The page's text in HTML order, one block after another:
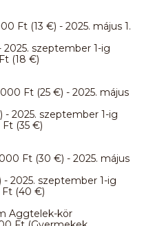
Ft (13 €) - 2025. május 1.
2025. szeptember 1-ig
(18 €)
Ft (25 €) - 2025. május
- 2025. szeptember 1-ig
(35 €)
Ft (30 €) - 2025. május
2025. szeptember 1-ig
Ft (40 €)
Aggtelek-kör